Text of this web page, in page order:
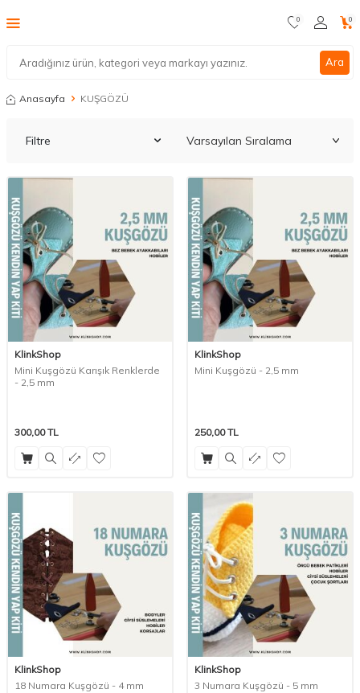
Ara
0 0
Anasayfa KUŞGÖZÜ
Filtre
KlinkShop
Mini Kuşgözü Karışık Renklerde
- 2,5 mm
300,00TL
KlinkShop
Mini Kuşgözü - 2,5 mm
250,00TL
KlinkShop
18 Numara Kuşgözü - 4 mm
KlinkShop
3 Numara Kuşgözü - 5 mm